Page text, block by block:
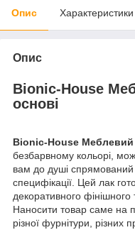
Опис Характеристики
Опис
Bionic-House
основі
Bionic-House Меблевий
безбарвному кольорі,
вам до душі спрямований
специфікації. Цей лак
декоративного
Наносити товар саме на
різної фурнітури, різних